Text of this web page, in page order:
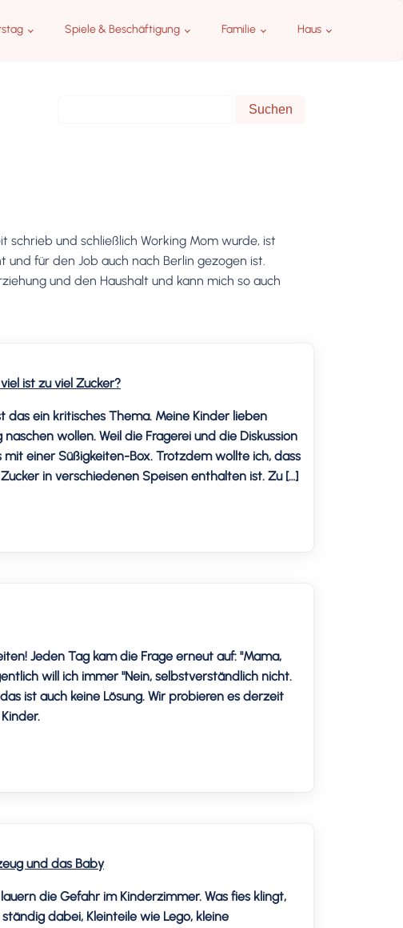
Spiele & Beschäftigung Familie Haus
und schließlich Working Mom wurde, ist
für den Job auch nach Berlin gezogen ist.
und den Haushalt und kann mich so auch
ist zu viel Zucker?
das ein kritisches Thema. Meine Kinder lieben
wollen. Weil die Fragerei und die Diskussion
einer Süßigkeiten-Box. Trotzdem wollte ich, dass
in verschiedenen Speisen enthalten ist. Zu […]
Jeden Tag kam die Frage erneut auf: "Mama,
will ich immer "Nein, selbstverständlich nicht.
ist auch keine Lösung. Wir probieren es derzeit
und das Baby
die Gefahr im Kinderzimmer. Was fies klingt,
dabei, Kleinteile wie Lego, kleine